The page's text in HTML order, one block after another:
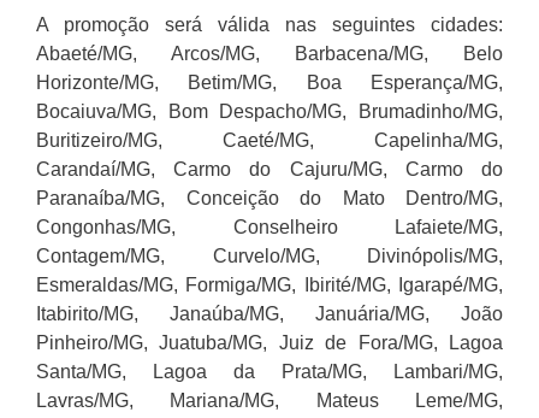
A promoção será válida nas seguintes cidades:
Abaeté/MG, Arcos/MG, Barbacena/MG, Belo
Horizonte/MG, Betim/MG, Boa Esperança/MG,
Bocaiuva/MG, Bom Despacho/MG, Brumadinho/MG,
Buritizeiro/MG, Caeté/MG, Capelinha/MG,
Carandaí/MG, Carmo do Cajuru/MG, Carmo do
Paranaíba/MG, Conceição do Mato Dentro/MG,
Congonhas/MG, Conselheiro Lafaiete/MG,
Contagem/MG, Curvelo/MG, Divinópolis/MG,
Esmeraldas/MG, Formiga/MG, Ibirité/MG, Igarapé/MG,
Itabirito/MG, Janaúba/MG, Januária/MG, João
Pinheiro/MG, Juatuba/MG, Juiz de Fora/MG, Lagoa
Santa/MG, Lagoa da Prata/MG, Lambari/MG,
Lavras/MG, Mariana/MG, Mateus Leme/MG,